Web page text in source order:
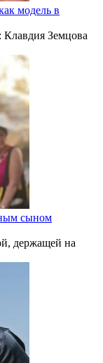
модель в
Клавдия Земцова
сыном
держащей на